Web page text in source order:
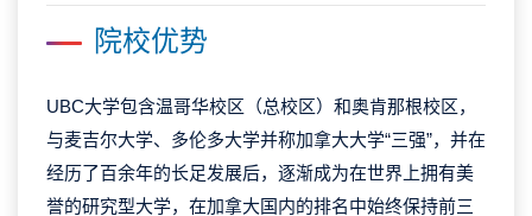
院校优势
UBC大学包含温哥华校区（总校区）和奥肯那根校区，
与麦吉尔大学、多伦多大学并称加拿大大学“三强”，并在
经历了百余年的长足发展后，逐渐成为在世界上拥有美
誉的研究型大学，在加拿大国内的排名中始终保持前三